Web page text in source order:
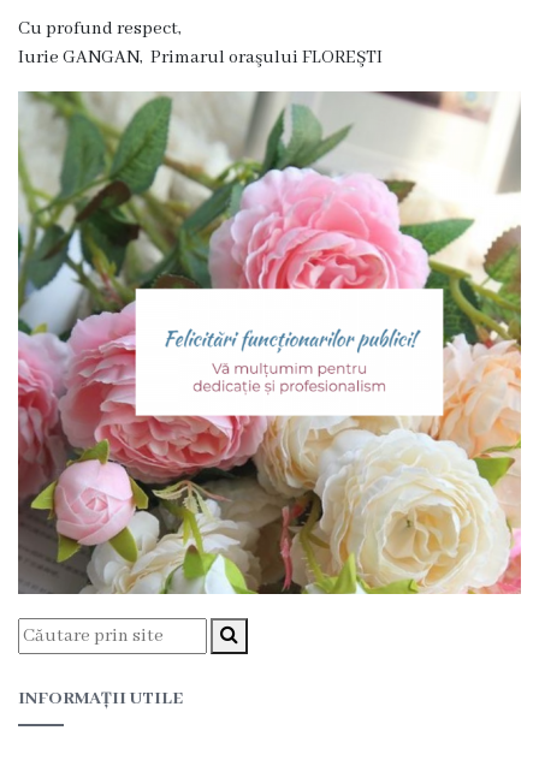
investiționale
Proiecte
în
derulare
Proiecte
prioritare
spre
finanțare
Proiecte
finalizate
Instituții
subordonate
Funcţii
vacante
Cu profund respect,
Iurie GANGAN, Primarul oraşului FLOREŞTI
INFORMAȚII UTILE